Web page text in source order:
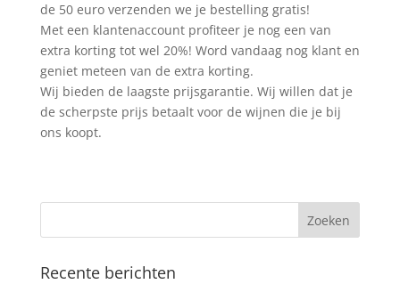
de 50 euro verzenden we je bestelling gratis!
Met een klantenaccount profiteer je nog een van
extra korting tot wel 20%! Word vandaag nog klant en
geniet meteen van de extra korting.
Wij bieden de laagste prijsgarantie. Wij willen dat je
de scherpste prijs betaalt voor de wijnen die je bij
ons koopt.
Recente berichten